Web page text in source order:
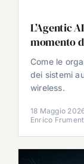
L’Agentic
momento
Come le
dei sistemi
wireless.
18 Maggio
Enrico